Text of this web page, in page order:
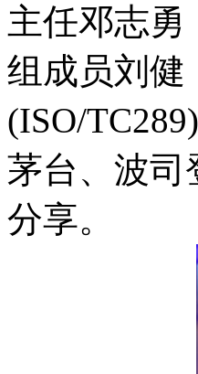
主任邓志
组成员刘健
(ISO/
茅台、波司
分享。